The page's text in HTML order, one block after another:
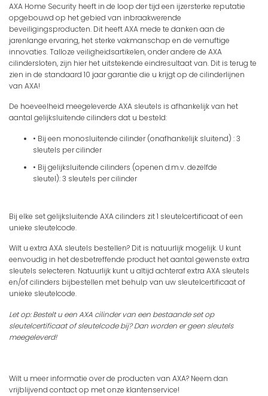
AXA Home Security heeft in de loop der tijd een ijzersterke reputatie
opgebouwd op het gebied van inbraakwerende
beveiligingsproducten. Dit heeft AXA mede te danken aan de
jarenlange ervaring, het sterke vakmanschap en de vernuftige
innovaties. Talloze veiligheidsartikelen, onder andere de AXA
cilindersloten, zijn hier het uitstekende eindresultaat van. Dit is terug te
zien in de standaard 10 jaar garantie die u krijgt op de cilinderlijnen
van AXA!
De hoeveelheid meegeleverde AXA sleutels is afhankelijk van het
aantal gelijksluitende cilinders dat u besteld:
• Bij een monosluitende cilinder (onafhankelijk sluitend) :3
sleutels per cilinder
• Bij gelijksluitende cilinders (openen d.m.v. dezelfde
sleutel):3 sleutels per cilinder
Bij elke set gelijksluitende AXA cilinders zit1 sleutelcertificaatof een
unieke sleutelcode.
Wilt u extra AXA sleutels bestellen? Dit is natuurlijk mogelijk. U kunt
eenvoudig in het desbetreffende product het aantal gewenste extra
sleutels selecteren. Natuurlijk kunt u altijd achteraf extra AXA sleutels
en/of cilinders bijbestellen met behulp van uw sleutelcertificaat of
unieke sleutelcode.
Let op: Bestelt u een AXA cilinder van een bestaande set op
sleutelcertificaat of sleutelcode bij? Dan worden er geen sleutels
meegeleverd!
Wilt u meer informatie over de producten van AXA? Neem dan
vrijblijvend contactop met onze klantenservice!